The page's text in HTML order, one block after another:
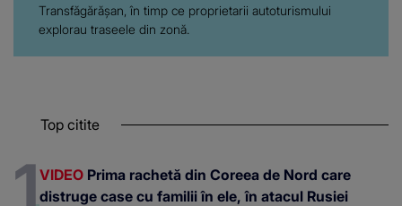
Transfăgărășan, în timp ce proprietarii autoturismului
explorau traseele din zonă.
Top citite
VIDEO Prima rachetă din Coreea de Nord care
distruge case cu familii în ele, în atacul Rusiei